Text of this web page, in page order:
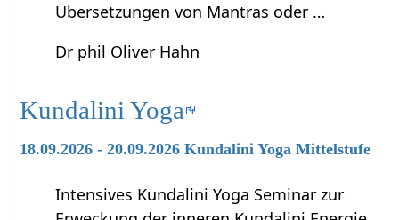
Übersetzungen von Mantras oder …
Dr phil Oliver Hahn
Kundalini Yoga
18.09.2026 - 20.09.2026 Kundalini Yoga Mittelstufe
Intensives Kundalini Yoga Seminar zur